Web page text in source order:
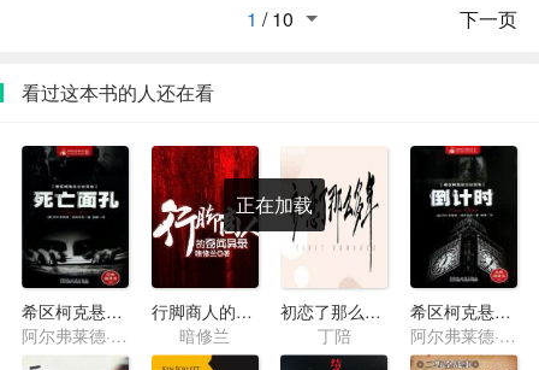
下一页
1 /10
看过这本书的人还在看
希区柯克悬念故事集·死亡面孔
阿尔弗莱德·希区柯克
行脚商人的奇闻异录
暗修兰
初恋了那么多年
丁陪
希区柯克悬念故事集·倒计时
阿尔弗莱德·希区柯克
正在加载